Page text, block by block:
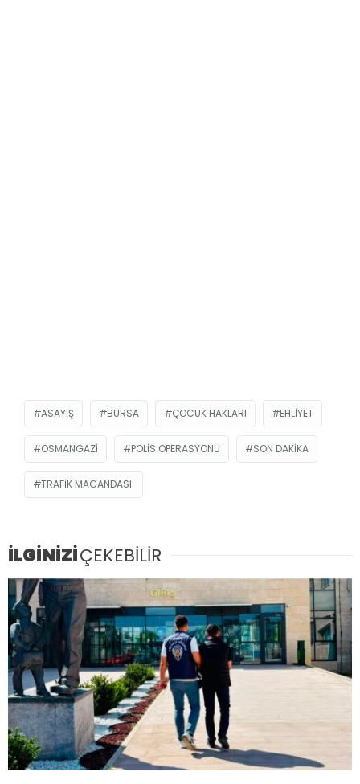
ASAYIŞ BURSA ÇOCUK HAKLARI EHLIYET
OSMANGAZI POLIS OPERASYONU SON DAKIKA
TRAFIK MAGANDASI.
İLGİNİZİÇEKEBİLİR